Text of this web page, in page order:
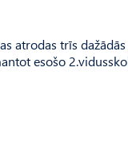
atrodas trīs
esošo